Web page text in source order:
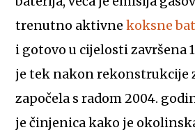
trenutno aktivnekoksne
i gotovo u cijelosti završena
je tek nakon rekonstrukcije
započela s radom 2004.
je činjenica kako je